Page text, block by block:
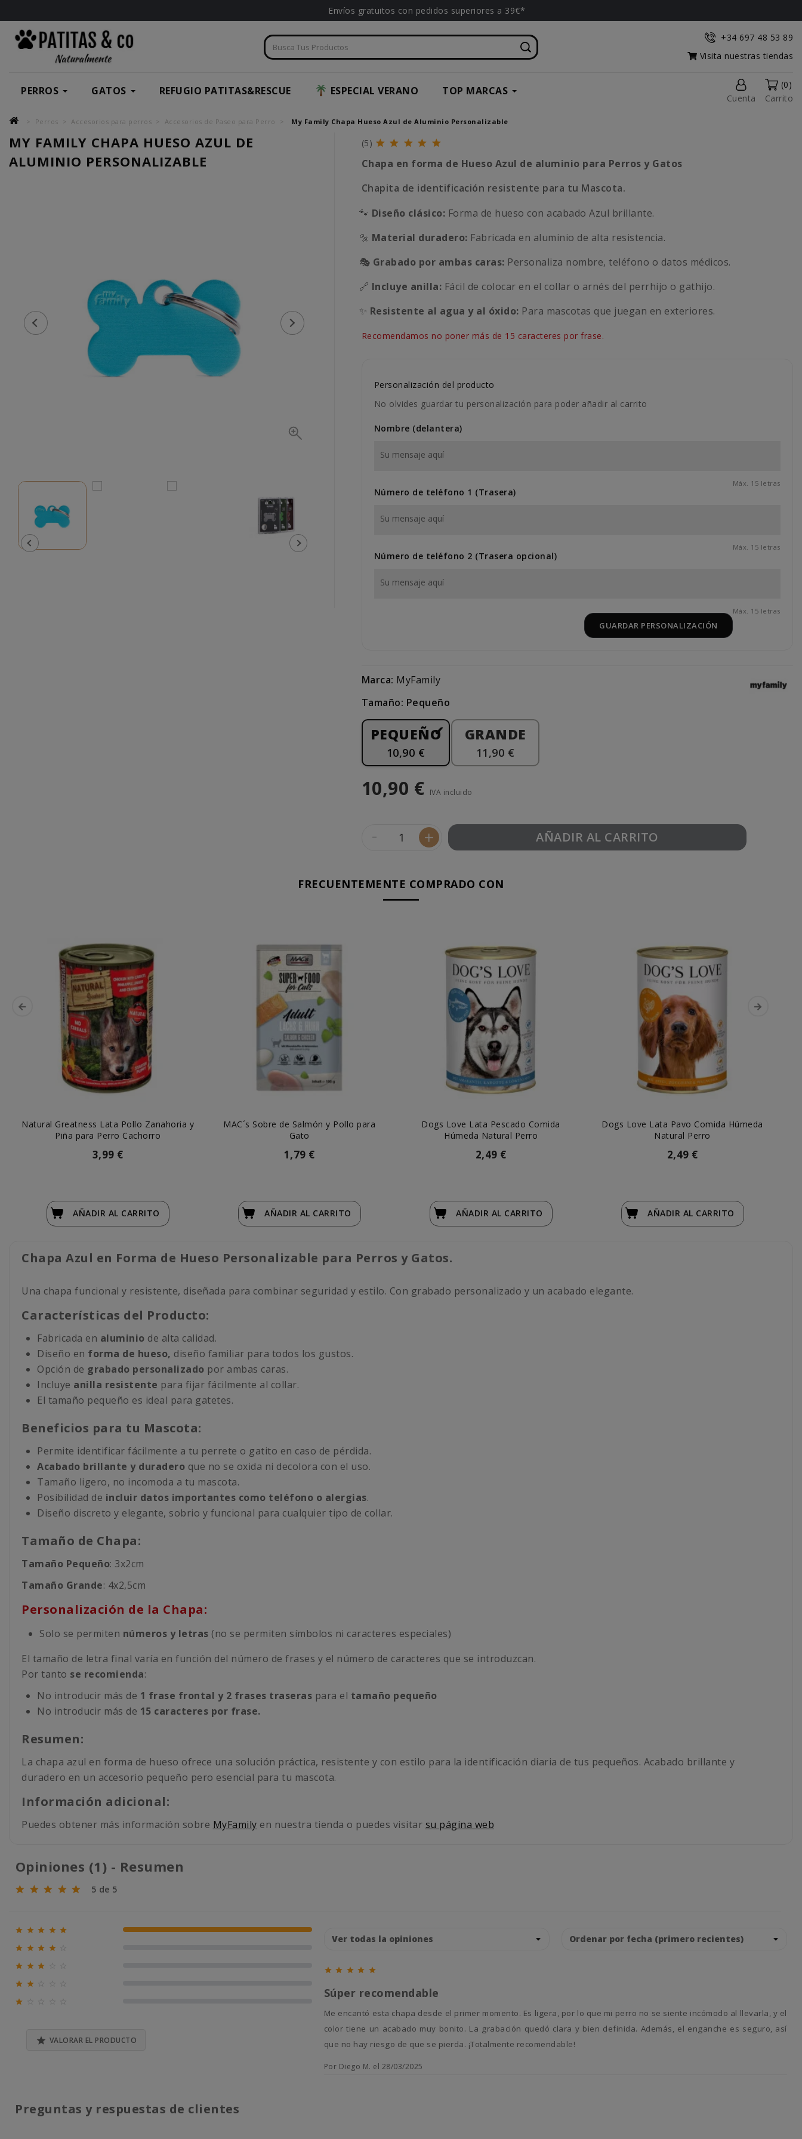
Envíos gratuitos con pedidos superiores a 39€*
+34 697 48 53 89
Visita nuestras tiendas
PERROS GATOS REFUGIO PATITAS&RESCUE ESPECIAL VERANO TOP MARCAS
Cuenta
(0)
Carrito
Perros Accesorios para perros Accesorios de Paseo para Perro My Family Chapa Hueso Azul de Aluminio Personalizable
MY FAMILY CHAPA HUESO AZUL DE
ALUMINIO PERSONALIZABLE
(5)
Chapa en forma de Hueso Azul de aluminio para Perros y Gatos
Chapita de identificación resistente para tu Mascota.
🐾 Diseño clásico: Forma de hueso con acabado Azul brillante.
🔩 Material duradero: Fabricada en aluminio de alta resistencia.
🎭 Grabado por ambas caras: Personaliza nombre, teléfono o datos médicos.
🔗 Incluye anilla: Fácil de colocar en el collar o arnés del perrhijo o gathijo.
✨ Resistente al agua y al óxido: Para mascotas que juegan en exteriores.
Recomendamos no poner más de 15 caracteres por frase.
Personalización del producto
No olvides guardar tu personalización para poder añadir al carrito
Nombre (delantera)
Máx. 15 letras
Número de teléfono 1 (Trasera)
Máx. 15 letras
Número de teléfono 2 (Trasera opcional)
Máx. 15 letras
GUARDAR PERSONALIZACIÓN
Marca: MyFamily
Tamaño: Pequeño
PEQUEÑO
10,90 €
GRANDE
11,90 €
10,90 € IVA incluido
- + AÑADIR AL CARRITO
FRECUENTEMENTE COMPRADO CON
Natural Greatness Lata Pollo Zanahoria y
Piña para Perro Cachorro
3,99 €
AÑADIR AL CARRITO
MAC´s Sobre de Salmón y Pollo para
Gato
1,79 €
AÑADIR AL CARRITO
Dogs Love Lata Pescado Comida
Húmeda Natural Perro
2,49 €
AÑADIR AL CARRITO
Dogs Love Lata Pavo Comida Húmeda
Natural Perro
2,49 €
AÑADIR AL CARRITO
Chapa Azul en Forma de Hueso Personalizable para Perros y Gatos.
Una chapa funcional y resistente, diseñada para combinar seguridad y estilo. Con grabado personalizado y un acabado elegante.
Características del Producto:
Fabricada en aluminio de alta calidad.
Diseño en forma de hueso, diseño familiar para todos los gustos.
Opción de grabado personalizado por ambas caras.
Incluye anilla resistente para fijar fácilmente al collar.
El tamaño pequeño es ideal para gatetes.
Beneficios para tu Mascota:
Permite identificar fácilmente a tu perrete o gatito en caso de pérdida.
Acabado brillante y duradero que no se oxida ni decolora con el uso.
Tamaño ligero, no incomoda a tu mascota.
Posibilidad de incluir datos importantes como teléfono o alergias.
Diseño discreto y elegante, sobrio y funcional para cualquier tipo de collar.
Tamaño de Chapa:
Tamaño Pequeño: 3x2cm
Tamaño Grande: 4x2,5cm
Personalización de la Chapa:
Solo se permiten números y letras (no se permiten símbolos ni caracteres especiales)
El tamaño de letra final varía en función del número de frases y el número de caracteres que se introduzcan.
Por tanto se recomienda:
No introducir más de 1 frase frontal y 2 frases traseras para el tamaño pequeño
No introducir más de 15 caracteres por frase.
Resumen:
La chapa azul en forma de hueso ofrece una solución práctica, resistente y con estilo para la identificación diaria de tus pequeños. Acabado brillante y
duradero en un accesorio pequeño pero esencial para tu mascota.
Información adicional:
Puedes obtener más información sobre MyFamily en nuestra tienda o puedes visitar su página web
Opiniones (1) - Resumen
5 de 5
     100% (1)
   
  
 

 VALORAR EL PRODUCTO
    
Súper recomendable
Me encantó esta chapa desde el primer momento. Es ligera, por lo que mi perro no se siente incómodo al llevarla, y el
color tiene un acabado muy bonito. La grabación quedó clara y bien definida. Además, el enganche es seguro, así
que no hay riesgo de que se pierda. ¡Totalmente recomendable!
Por Diego M. el 28/03/2025
Preguntas y respuestas de clientes